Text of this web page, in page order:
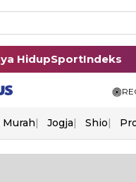
HidupSportIndeks
Murah Jogja Shio